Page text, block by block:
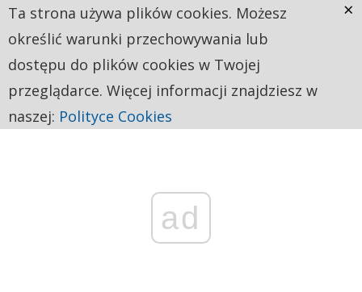
ad
Ta strona używa plików cookies. Możesz
określić warunki przechowywania lub
dostępu do plików cookies w Twojej
przeglądarce. Więcej informacji znajdziesz w
naszej: Polityce Cookies
×